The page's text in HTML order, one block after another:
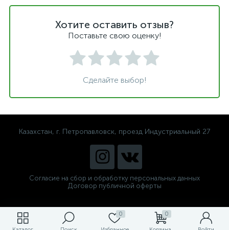
0 0
Хотите оставить отзыв?
Поставьте свою оценку!
Сделайте выбор!
Казахстан, г. Петропавловск, проезд Индустриальный 27
Согласие на сбор и обработку персональных данных
Договор публичной оферты